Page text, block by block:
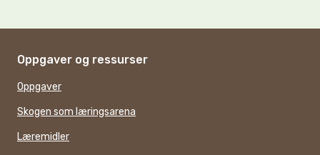
Oppgaver og ressurser
Oppgaver
Skogen som læringsarena
Læremidler